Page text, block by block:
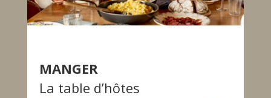
MANGER
La table d’hôtes